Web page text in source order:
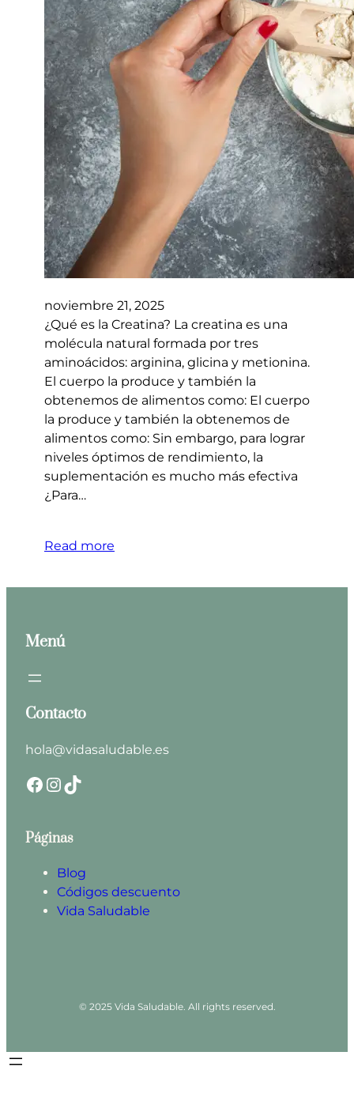
noviembre 21, 2025
¿Qué es la Creatina? La creatina es una
molécula natural formada por tres
aminoácidos: arginina, glicina y metionina.
El cuerpo la produce y también la
obtenemos de alimentos como: El cuerpo
la produce y también la obtenemos de
alimentos como: Sin embargo, para lograr
niveles óptimos de rendimiento, la
suplementación es mucho más efectiva
¿Para…
Read more
Menú
Contacto
hola@vidasaludable.es
Facebook InstagramTikTok
Páginas
Blog
Códigos descuento
Vida Saludable
© 2025 Vida Saludable. All rights reserved.